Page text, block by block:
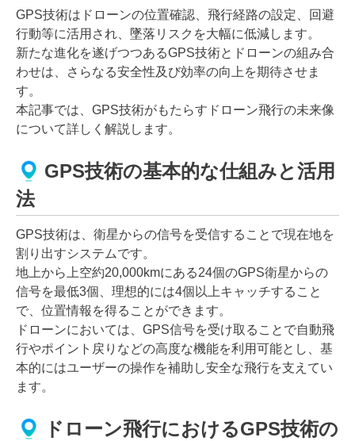
GPS技術はドローンの位置確認、飛行経路の設定、回避
行動等に活用され、墜落リスクを大幅に低減します。
新たな進化を遂げつつあるGPS技術とドローンの組み合
わせは、さらなる安全性及び効率の向上を期待させま
す。
本記事では、GPS技術がもたらすドローン飛行の未来像
について詳しく解説します。
GPS技術の基本的な仕組みと活用
法
GPS技術は、衛星からの信号を受信することで現在地を
割り出すシステムです。
地上から上空約20,000kmにある24個のGPS衛星からの
信号を最低3個、理想的には4個以上キャッチすること
で、位置情報を得ることができます。
ドローンにおいては、GPS信号を受け取ることで自動飛
行やポイント戻りなどの高度な機能を利用可能とし、基
本的にはユーザーの操作を補助し安全な飛行を支えてい
ます。
ドローン飛行におけるGPS技術の